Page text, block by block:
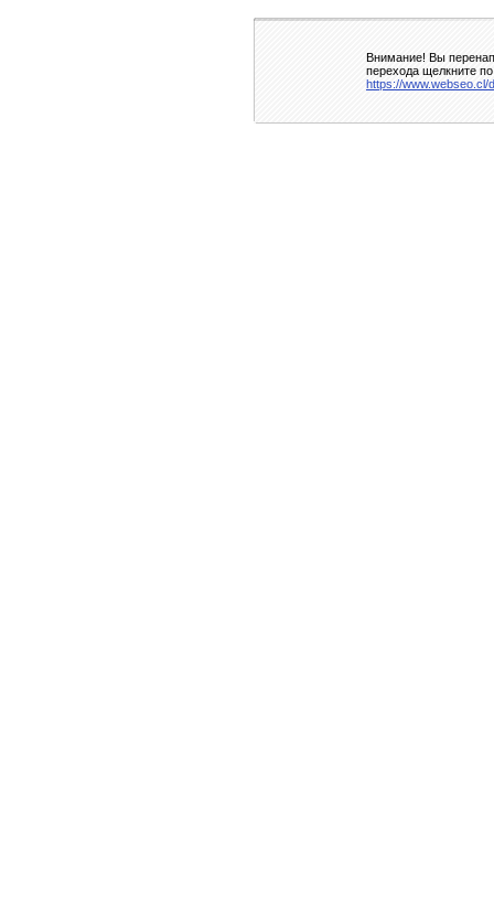
Внимание! Вы
перехода щелкните
https://www.webseo.cl/